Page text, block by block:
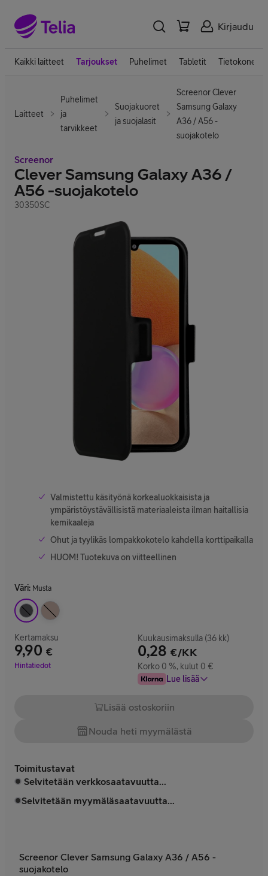
Kirjaudu
Kaikki laitteet Tarjoukset Puhelimet Tabletit Tietokoneet
Laitteet
Puhelimet
ja
tarvikkeet
Suojakuoret
ja suojalasit
Screenor Clever
Samsung Galaxy
A36 / A56 -
suojakotelo
Screenor
Clever Samsung Galaxy A36 /
A56 -suojakotelo
30350SC
Valmistettu käsityönä korkealuokkaisista ja
ympäristöystävällisistä materiaaleista ilman haitallisia
kemikaaleja
Ohut ja tyylikäs lompakkokotelo kahdella korttipaikalla
HUOM! Tuotekuva on viitteellinen
Väri: Musta
Kertamaksu
9,90 €
Hinta 9,90 €
Hintatiedot
Kuukausimaksulla (36 kk)
0,28 €/KK
Korko 0 %, kulut 0 €
Lue lisää
Lisää ostoskoriin
Nouda heti myymälästä
Toimitustavat
Selvitetään verkkosaatavuutta...
Selvitetään myymäläsaatavuutta...
Screenor Clever Samsung Galaxy A36 / A56 -
suojakotelo